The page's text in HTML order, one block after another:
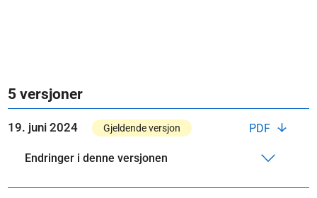
5 versjoner
PDF
19. juni 2024 Gjeldende versjon
Endringer i denne versjonen